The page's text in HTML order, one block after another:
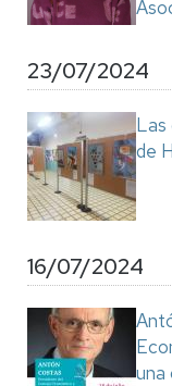
23/07/2024
Las
de
16/07/2024
una